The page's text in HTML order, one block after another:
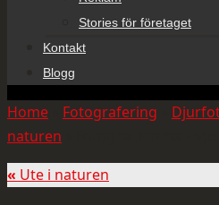
Stories för företaget
Kontakt
Blogg
Home Fotografering
naturen
« Ute i naturen